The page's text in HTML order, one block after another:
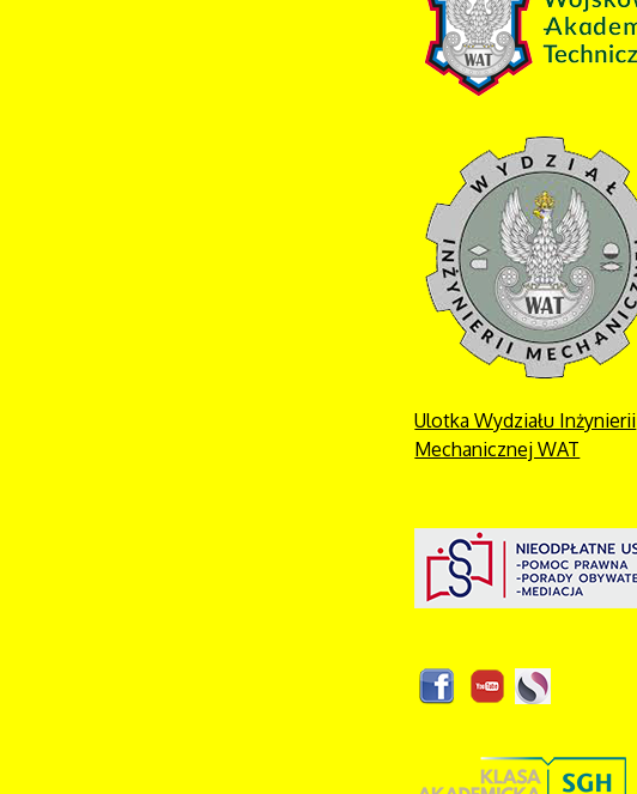
Ulotka Wydziału Inżynierii
Mechanicznej WAT